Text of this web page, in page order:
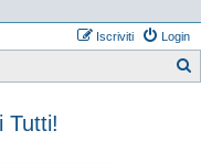
Login
Iscriviti
Tutti!